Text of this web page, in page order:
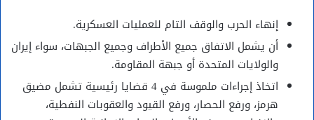
إنهاء الحرب والوقف التام للعمليات العسكرية.
أن يشمل الاتفاق جميع الأطراف وجميع الجبهات، سواء إيران
والولايات المتحدة أو جبهة المقاومة.
اتخاذ إجراءات ملموسة في 4 قضايا رئيسية تشمل مضيق
هرمز، ورفع الحصار، ورفع القيود والعقوبات النفطية،